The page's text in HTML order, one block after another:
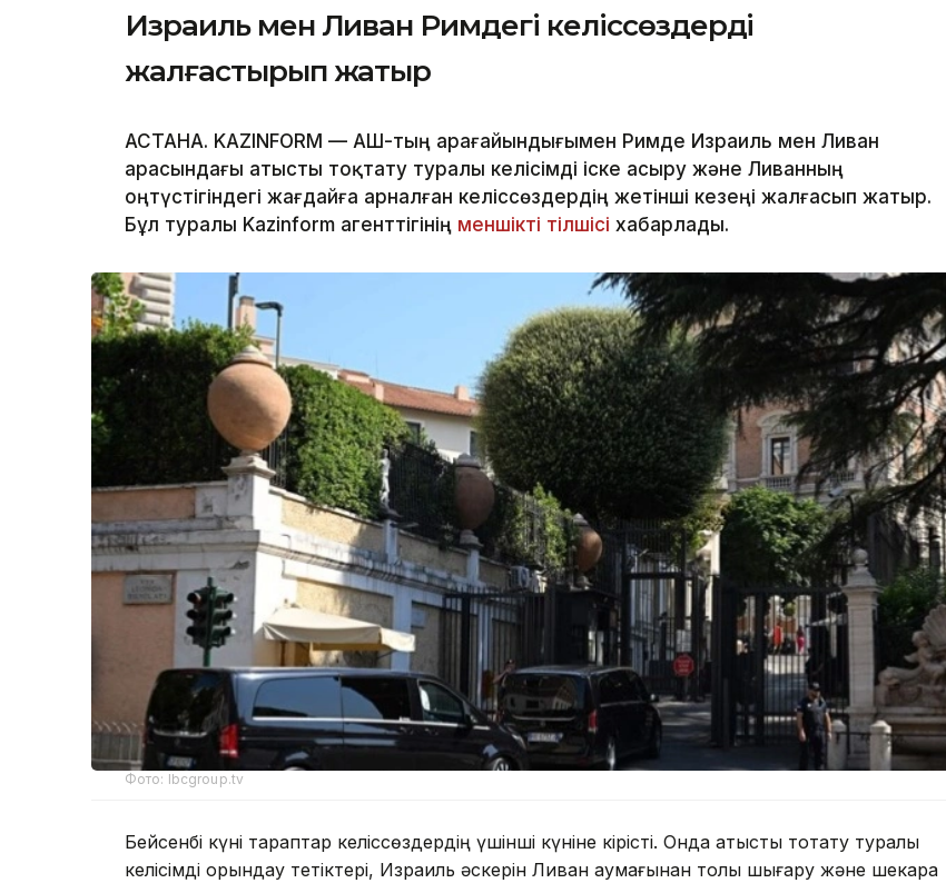
Израиль мен Ливан Римдегі келіссөздерді
жалғастырып жатыр
АСТАНА. KAZINFORM — АҚШ-тың арағайындығымен Римде Израиль мен Ливан
арасындағы атысты тоқтату туралы келісімді іске асыру және Ливанның
оңтүстігіндегі жағдайға арналған келіссөздердің жетінші кезеңі жалғасып жатыр.
Бұл туралы Kazinform агенттігінің меншікті тілшісі хабарлады.
Фото: lbcgroup.tv
Бейсенбі күні тараптар келіссөздердің үшінші күніне кірісті. Онда атысты тоқтату туралы
келісімді орындау тетіктері, Израиль әскерін Ливан аумағынан толық шығару және шекара